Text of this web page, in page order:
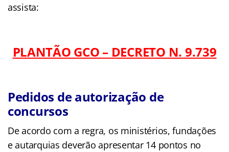
assista:
PLANTÃO GCO – DECRETO N. 9.739
Pedidos de autorização de
concursos
De acordo com a regra, os ministérios, fundações
e autarquias deverão apresentar 14 pontos no